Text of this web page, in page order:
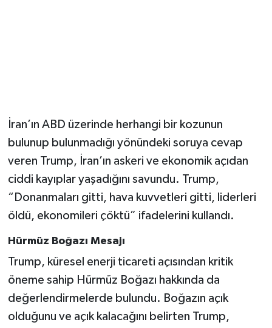
İran’ın ABD üzerinde herhangi bir kozunun
bulunup bulunmadığı yönündeki soruya cevap
veren Trump, İran’ın askeri ve ekonomik açıdan
ciddi kayıplar yaşadığını savundu. Trump,
“Donanmaları gitti, hava kuvvetleri gitti, liderleri
öldü, ekonomileri çöktü” ifadelerini kullandı.
Hürmüz Boğazı Mesajı
Trump, küresel enerji ticareti açısından kritik
öneme sahip Hürmüz Boğazı hakkında da
değerlendirmelerde bulundu. Boğazın açık
olduğunu ve açık kalacağını belirten Trump,
Seri İlan
Siyaset
Sokak Hayvanlarını Sahiplendirme
Spor
Vasıta
Yaşam